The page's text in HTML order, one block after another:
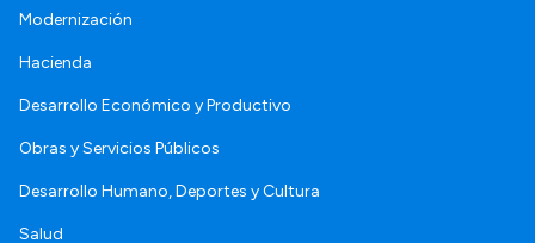
Modernización
Hacienda
Desarrollo Económico y Productivo
Obras y Servicios Públicos
Desarrollo Humano, Deportes y Cultura
Salud